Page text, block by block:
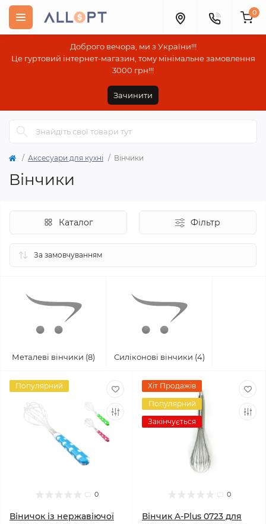
Доброго вечора, ми з України!!!
Це гуртовий інтернет-магазин, тому мінімальне замовлення
3000 грн!!!
Зачинити
0
Аксесуари для кухні Вінчики
Вінчики
Каталог Фільтр
Металеві вінчики (8) Силіконові вінчики (4)
Популярний
0
Віничок із нержавіючої
Хіт Продажів
Популярний
Закінчується
0
Вінчик A‑Plus 0723 для